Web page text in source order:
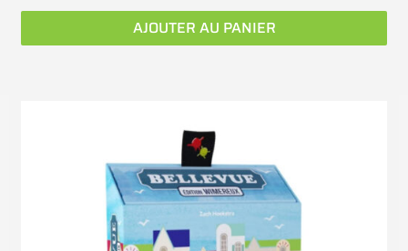
AJOUTER AU PANIER